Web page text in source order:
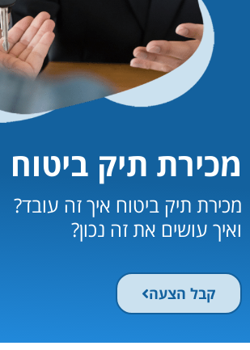
מכירת תיק ביטוח
מכירת תיק ביטוח איך זה עובד?
ואיך עושים את זה נכון?
קבל הצעה